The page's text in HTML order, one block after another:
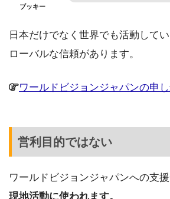
ブッキー
日本だけでなく世界でも活動して
ローバルな信頼があります。
ワールドビジョンジャパンの申
営利目的ではない
ワールドビジョンジャパンへの支援
現地活動に使われます。